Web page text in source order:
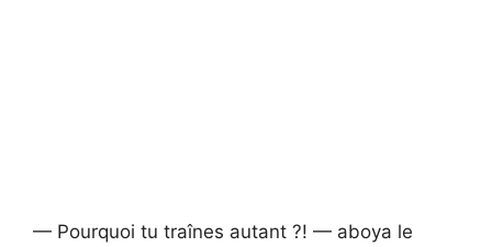
— Pourquoi tu traînes autant ?! — aboya le